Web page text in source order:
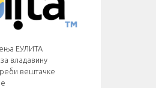
ЕУЛИТА
владавину
вештачке